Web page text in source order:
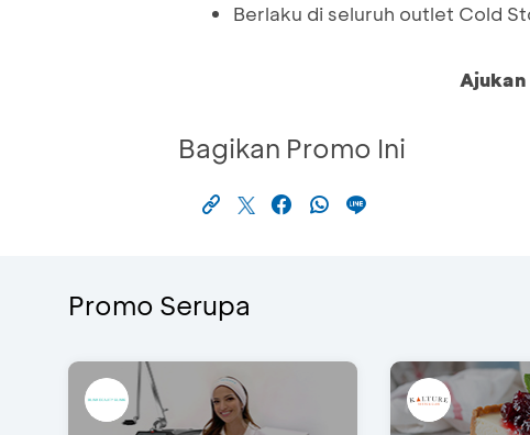
Berlaku di seluruh outlet Cold
Bagikan Promo Ini
Promo Serupa